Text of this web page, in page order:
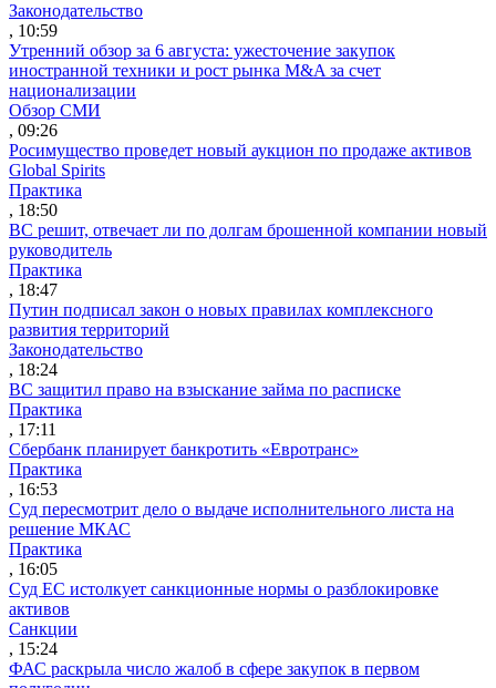
Законодательство
, 10:59
Утренний обзор за 6 августа: ужесточение закупок
иностранной техники и рост рынка M&A за счет
национализации
Обзор СМИ
, 09:26
Росимущество проведет новый аукцион по продаже активов
Global Spirits
Практика
, 18:50
ВС решит, отвечает ли по долгам брошенной компании новый
руководитель
Практика
, 18:47
Путин подписал закон о новых правилах комплексного
развития территорий
Законодательство
, 18:24
ВС защитил право на взыскание займа по расписке
Практика
, 17:11
Сбербанк планирует банкротить «Евротранс»
Практика
, 16:53
Суд пересмотрит дело о выдаче исполнительного листа на
решение МКАС
Практика
, 16:05
Суд ЕС истолкует санкционные нормы о разблокировке
активов
Санкции
, 15:24
ФАС раскрыла число жалоб в сфере закупок в первом